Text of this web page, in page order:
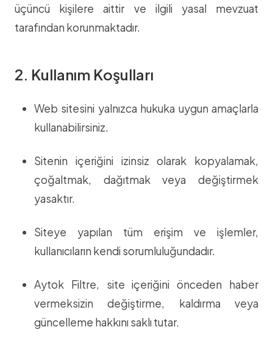
üçüncü kişilere aittir ve ilgili yasal mevzuat
tarafından korunmaktadır.
2. Kullanım Koşulları
Web sitesini yalnızca hukuka uygun amaçlarla
kullanabilirsiniz.
Sitenin içeriğini izinsiz olarak kopyalamak,
çoğaltmak, dağıtmak veya değiştirmek
yasaktır.
Siteye yapılan tüm erişim ve işlemler,
kullanıcıların kendi sorumluluğundadır.
Aytok Filtre, site içeriğini önceden haber
vermeksizin değiştirme, kaldırma veya
güncelleme hakkını saklı tutar.